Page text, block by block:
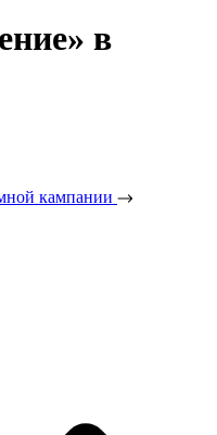
в
кампании